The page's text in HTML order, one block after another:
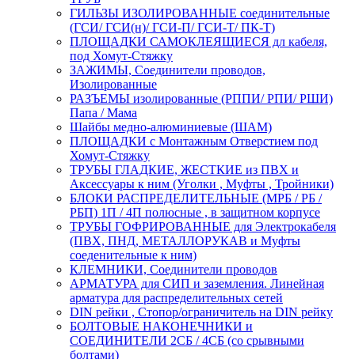
ГИЛЬЗЫ ИЗОЛИРОВАННЫЕ соединительные
(ГСИ/ ГСИ(н)/ ГСИ-П/ ГСИ-Т/ ПК-Т)
ПЛОЩАДКИ САМОКЛЕЯЩИЕСЯ дл кабеля,
под Хомут-Стяжку
ЗАЖИМЫ, Соединители проводов,
Изолированные
РАЗЪЕМЫ изолированные (РППИ/ РПИ/ РШИ)
Папа / Мама
Шайбы медно-алюминиевые (ШАМ)
ПЛОЩАДКИ с Монтажным Отверстием под
Хомут-Стяжку
ТРУБЫ ГЛАДКИЕ, ЖЕСТКИЕ из ПВХ и
Аксессуары к ним (Уголки , Муфты , Тройники)
БЛОКИ РАСПРЕДЕЛИТЕЛЬНЫЕ (МРБ / РБ /
РБП) 1П / 4П полюсные , в защитном корпусе
ТРУБЫ ГОФРИРОВАННЫЕ для Электрокабеля
(ПВХ, ПНД, МЕТАЛЛОРУКАВ и Муфты
соеденительные к ним)
КЛЕМНИКИ, Соединители проводов
АРМАТУРА для СИП и заземления. Линейная
арматура для распределительных сетей
DIN рейки , Стопор/ограничитель на DIN рейку
БОЛТОВЫЕ НАКОНЕЧНИКИ и
СОЕДИНИТЕЛИ 2СБ / 4СБ (со срывными
болтами)